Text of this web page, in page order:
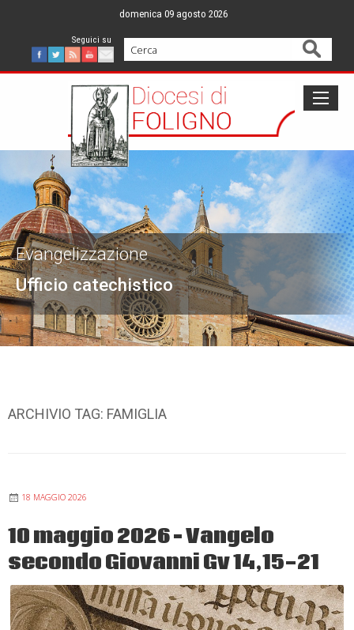
content
domenica 09 agosto 2026
Facebook
Twitter
FeedYoutube
Mail
Cerca
Ufficio catechistico
Evangelizzazione
ARCHIVIO TAG: FAMIGLIA
18 MAGGIO 2026
10 maggio 2026 – Vangelo
secondo Giovanni Gv 14,15-21